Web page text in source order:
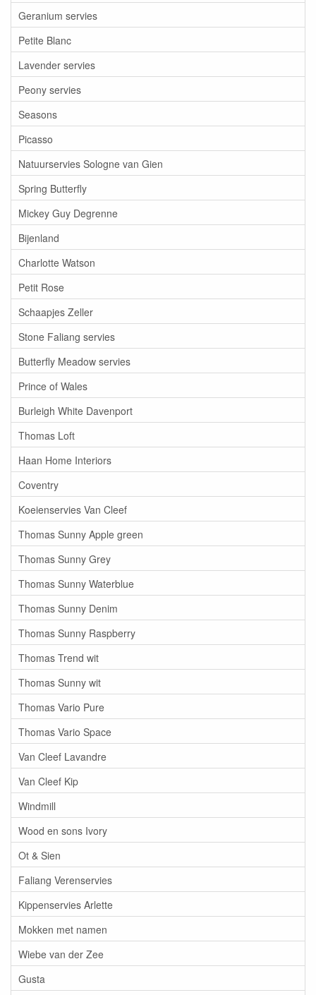
Geranium servies
Petite Blanc
Lavender servies
Peony servies
Seasons
Picasso
Natuurservies Sologne van Gien
Spring Butterfly
Mickey Guy Degrenne
Bijenland
Charlotte Watson
Petit Rose
Schaapjes Zeller
Stone Faliang servies
Butterfly Meadow servies
Prince of Wales
Burleigh White Davenport
Thomas Loft
Haan Home Interiors
Coventry
Koeienservies Van Cleef
Thomas Sunny Apple green
Thomas Sunny Grey
Thomas Sunny Waterblue
Thomas Sunny Denim
Thomas Sunny Raspberry
Thomas Trend wit
Thomas Sunny wit
Thomas Vario Pure
Thomas Vario Space
Van Cleef Lavandre
Van Cleef Kip
Windmill
Wood en sons Ivory
Ot & Sien
Faliang Verenservies
Kippenservies Arlette
Mokken met namen
Wiebe van der Zee
Gusta